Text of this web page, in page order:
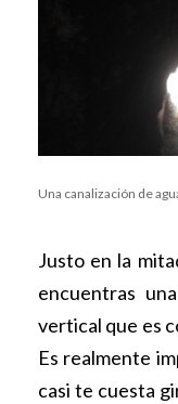
Una canalización de
Justo en la
encuentras
vertical que es
Es realmente
casi te cuesta